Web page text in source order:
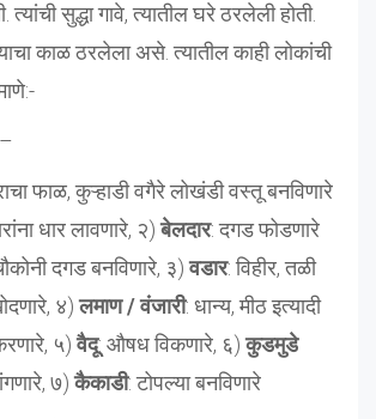
त्यांची सुद्धा गावे, त्यातील घरे ठरलेली होती.
काळ ठरलेला असे. त्यातील काही लोकांची
फाळ, कुऱ्हाडी वगैरे लोखंडी वस्तू बनविणारे
धार लावणारे, २)बेलदार: दगड फोडणारे
दगड बनविणारे, ३)वडार: विहीर, तळी
४)लमाण / वंजारी: धान्य, मीठ इत्यादी
५)वैदू: औषध विकणारे, ६)कुडमुडे
७)कैकाडी: टोपल्या बनविणारे